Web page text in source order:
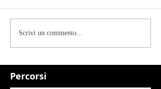
Percorsi
Scrivi un commento...